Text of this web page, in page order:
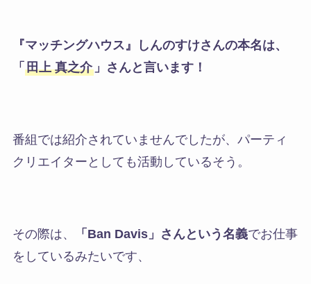
『マッチングハウス』しんのすけさんの本名は、
「 田上 真之介」さんと言います！
番組では紹介されていませんでしたが、パーティ
クリエイターとしても活動しているそう。
その際は、 「Ban Davis」さんという名義でお仕事
をしているみたいです、